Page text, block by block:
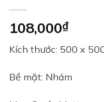
108,000₫
Kích thước: 500 x
Bề mặt: Nhám